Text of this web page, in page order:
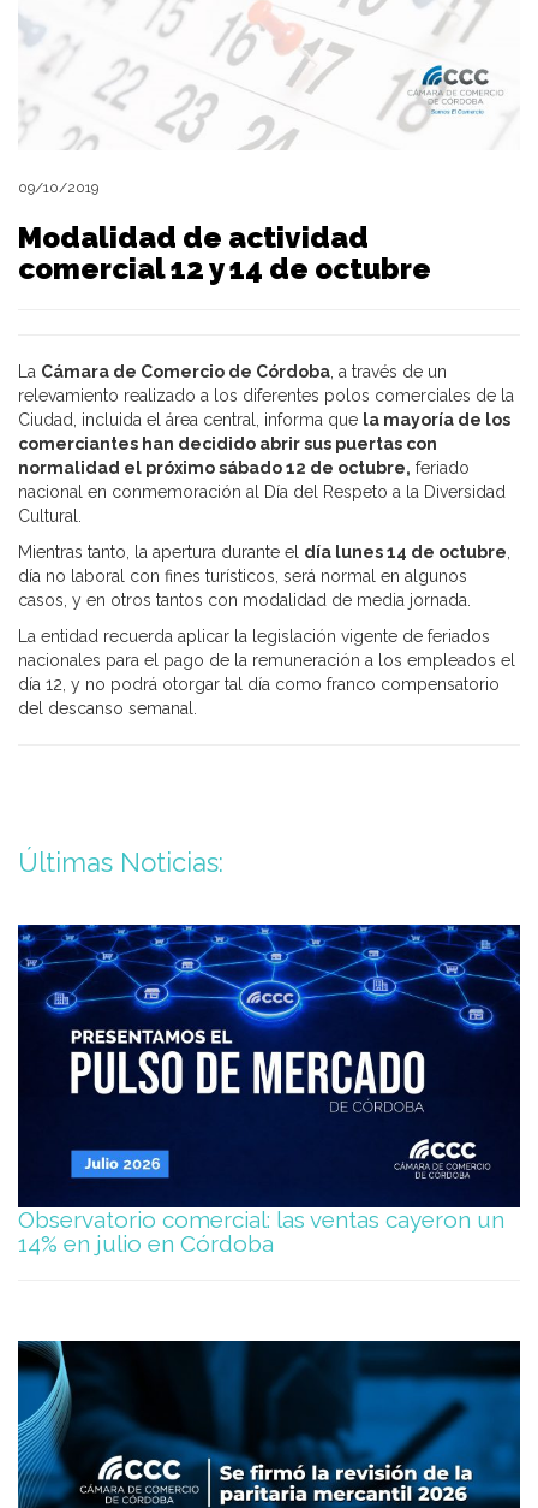
09/10/2019
Modalidad de actividad
comercial 12 y 14 de octubre
La Cámara de Comercio de Córdoba, a través de un
relevamiento realizado a los diferentes polos comerciales de la
Ciudad, incluida el área central, informa que la mayoría de los
comerciantes han decidido abrir sus puertas con
normalidad el próximo sábado 12 de octubre, feriado
nacional en conmemoración al Día del Respeto a la Diversidad
Cultural.
Mientras tanto, la apertura durante el día lunes 14 de octubre,
día no laboral con fines turísticos, será normal en algunos
casos, y en otros tantos con modalidad de media jornada.
La entidad recuerda aplicar la legislación vigente de feriados
nacionales para el pago de la remuneración a los empleados el
día 12, y no podrá otorgar tal día como franco compensatorio
del descanso semanal.
Últimas Noticias:
Observatorio comercial: las ventas cayeron un
14% en julio en Córdoba